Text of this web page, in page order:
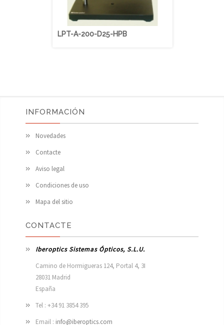
LPT-A-200-D25-HPB
INFORMACIÓN
Novedades
Contacte
Aviso legal
Condiciones de uso
Mapa del sitio
CONTACTE
Iberoptics Sistemas Ópticos, S.L.U.
Camino de Hormigueras 124, Portal 4, 3I
28031 Madrid
España
Tel : +34 91 3854 395
Email : info@iberoptics.com